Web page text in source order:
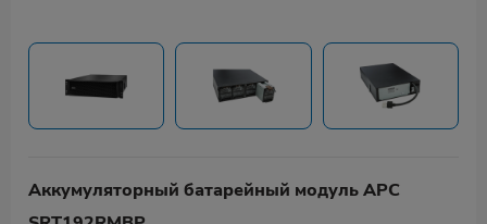
Аккумуляторный батарейный модуль APC